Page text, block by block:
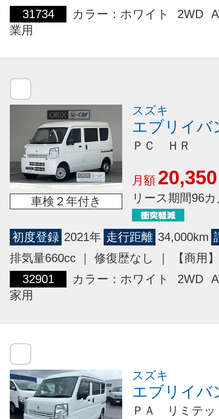
31734
カラー：ホワイト 2WD
業用
車検２年付き
スズキ
エブリイバ
ＰＣ ＨＲ
月額 20,350
リース期間96
初度登録 2021年 走行距離 34,000km
排気量660cc ｜ 修復歴なし ｜ 【商用
32901
カラー：ホワイト 2WD
家用
スズキ
エブリイバ
ＰＡ リミテ